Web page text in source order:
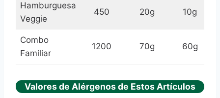
Hamburguesa
Veggie
450 20g 10g
Combo
Familiar
1200 70g 60g
Valores de Alérgenos de Estos Artículos